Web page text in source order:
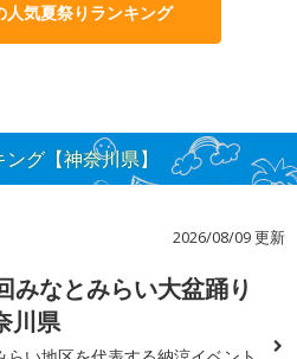
人気夏祭りランキング
グ【神奈川県】
2026/08/09 更新
みなとみらい大盆踊り
川県